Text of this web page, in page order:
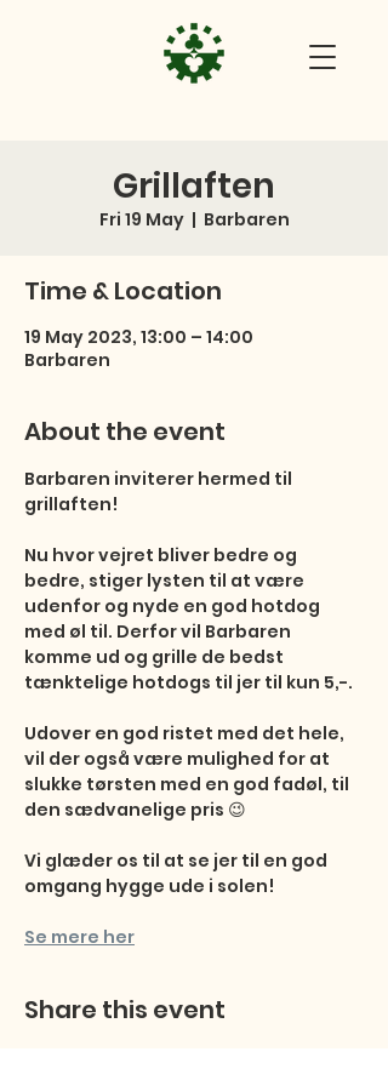
Grillaften
Fri 19 May
  |
Barbaren
Time & Location
19 May 2023, 13:00 – 14:00
Barbaren
About the event
Barbaren inviterer hermed til
grillaften!
Nu hvor vejret bliver bedre og
bedre, stiger lysten til at være
udenfor og nyde en god hotdog
med øl til. Derfor vil Barbaren
komme ud og grille de bedst
tænktelige hotdogs til jer til kun 5,-.
Udover en god ristet med det hele,
vil der også være mulighed for at
slukke tørsten med en god fadøl, til
den sædvanelige pris 😉
Vi glæder os til at se jer til en god
omgang hygge ude i solen!
Se mere her
Share this event